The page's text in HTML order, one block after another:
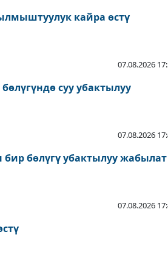
кайра өстү
07.08.2026
суу убактылуу
07.08.2026
бөлүгү убактылуу жабылат
07.08.2026